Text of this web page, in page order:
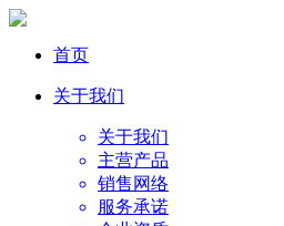
首页
关于我们
关于我们
主营产品
销售网络
服务承诺